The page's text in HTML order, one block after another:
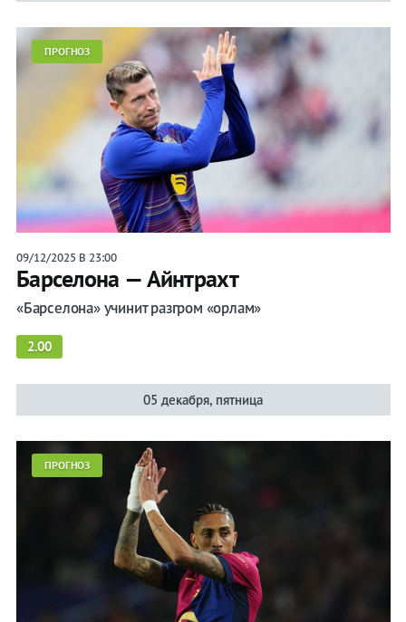
ПРОГНОЗ
09/12/2025 В 23:00
Барселона — Айнтрахт
«Барселона» учинит разгром «орлам»
2.00
05 декабря, пятница
ПРОГНОЗ